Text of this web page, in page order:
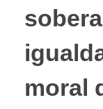
moral